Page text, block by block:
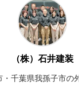
（株）石井建装
・千葉県我孫子市の